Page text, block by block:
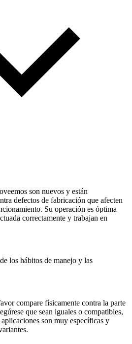
son nuevos y están
defectos de fabricación que afecten
Su operación es óptima
correctamente y trabajan en
los hábitos de manejo y las
compare físicamente contra la parte
que sean iguales o compatibles,
son muy específicas y